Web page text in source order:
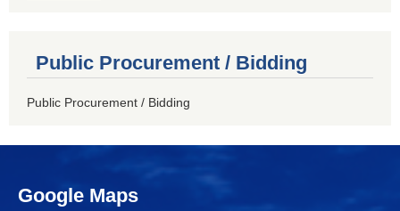
Public Procurement / Bidding
Public Procurement / Bidding
Google Maps